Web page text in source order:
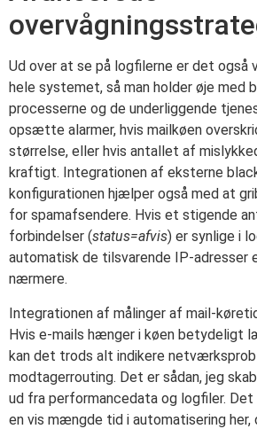
Ud over at se på logfilerne er det også
hele systemet, så man holder øje med
processerne og de underliggende
opsætte alarmer, hvis mailkøen
størrelse, eller hvis antallet af
kraftigt. Integrationen af eksterne
konfigurationen hjælper også med at
for spamafsendere. Hvis et stigende
forbindelser (status=afvis) er synlige i
automatisk de tilsvarende IP-adresser
nærmere.
Integrationen af målinger af mail-
Hvis e-mails hænger i køen betydeligt
kan det trods alt indikere
modtagerrouting. Det er sådan, jeg
ud fra performancedata og logfiler.
en vis mængde tid i automatisering her,